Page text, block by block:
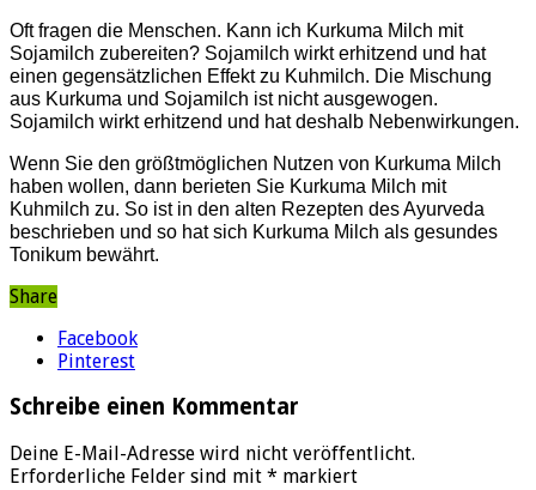
Oft fragen die Menschen. Kann ich Kurkuma Milch mit
Sojamilch zubereiten? Sojamilch wirkt erhitzend und hat
einen gegensätzlichen Effekt zu Kuhmilch. Die Mischung
aus Kurkuma und Sojamilch ist nicht ausgewogen.
Sojamilch wirkt erhitzend und hat deshalb Nebenwirkungen.
Wenn Sie den größtmöglichen Nutzen von Kurkuma Milch
haben wollen, dann berieten Sie Kurkuma Milch mit
Kuhmilch zu. So ist in den alten Rezepten des Ayurveda
beschrieben und so hat sich Kurkuma Milch als gesundes
Tonikum bewährt.
Share
Facebook
Pinterest
Schreibe einen Kommentar
Deine E-Mail-Adresse wird nicht veröffentlicht.
Erforderliche Felder sind mit * markiert